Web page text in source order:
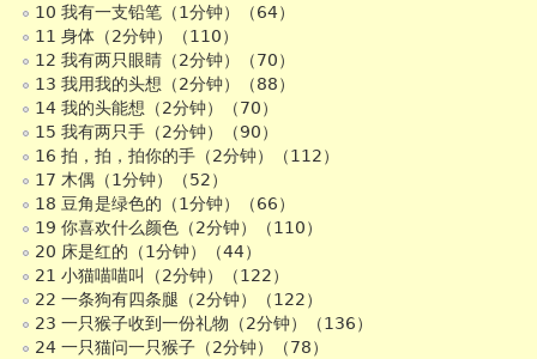
10 我有一支铅笔（1分钟）（64）
11 身体（2分钟）（110）
12 我有两只眼睛（2分钟）（70）
13 我用我的头想（2分钟）（88）
14 我的头能想（2分钟）（70）
15 我有两只手（2分钟）（90）
16 拍，拍，拍你的手（2分钟）（112）
17 木偶（1分钟）（52）
18 豆角是绿色的（1分钟）（66）
19 你喜欢什么颜色（2分钟）（110）
20 床是红的（1分钟）（44）
21 小猫喵喵叫（2分钟）（122）
22 一条狗有四条腿（2分钟）（122）
23 一只猴子收到一份礼物（2分钟）（136）
24 一只猫问一只猴子（2分钟）（78）